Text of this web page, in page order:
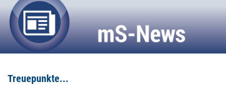
Treuepunkte...